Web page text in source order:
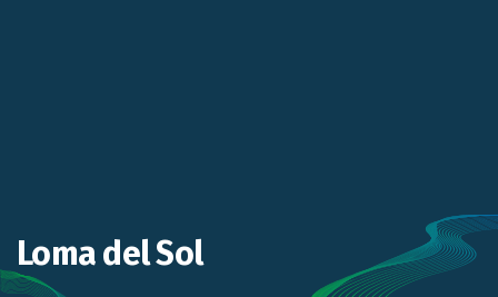
Loma del Sol